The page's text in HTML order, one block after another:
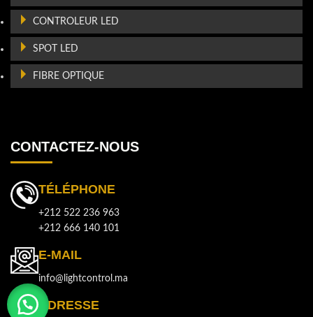
CONTROLEUR LED
SPOT LED
FIBRE OPTIQUE
CONTACTEZ-NOUS
TÉLÉPHONE
+212 522 236 963
+212 666 140 101
E-MAIL
info@lightcontrol.ma
ADRESSE